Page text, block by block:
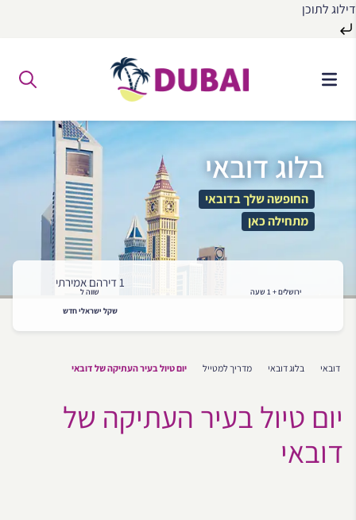
דילוג לתוכן
התוכן
בלוג דובאי
החופשה שלך בדובאי
מתחילה כאן
ירושלים + 1 שעה
1 דירהם אמירתי
שווה ל
שקל ישראלי חדש
דובאי בלוג דובאי מדריך למטייל יום טיול בעיר העתיקה של דובאי
יום טיול בעיר העתיקה של
דובאי